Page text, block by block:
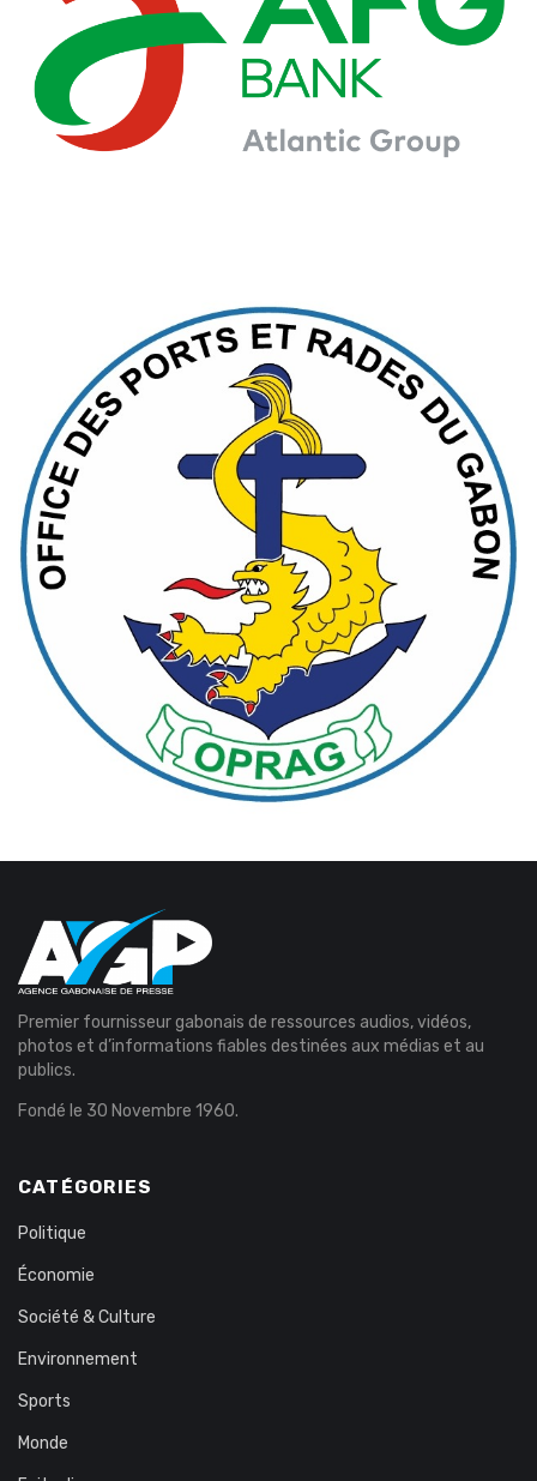
Premier fournisseur gabonais de ressources audios, vidéos,
photos et d’informations fiables destinées aux médias et au
publics.
Fondé le 30 Novembre 1960.
CATÉGORIES
Politique
Économie
Société & Culture
Environnement
Sports
Monde